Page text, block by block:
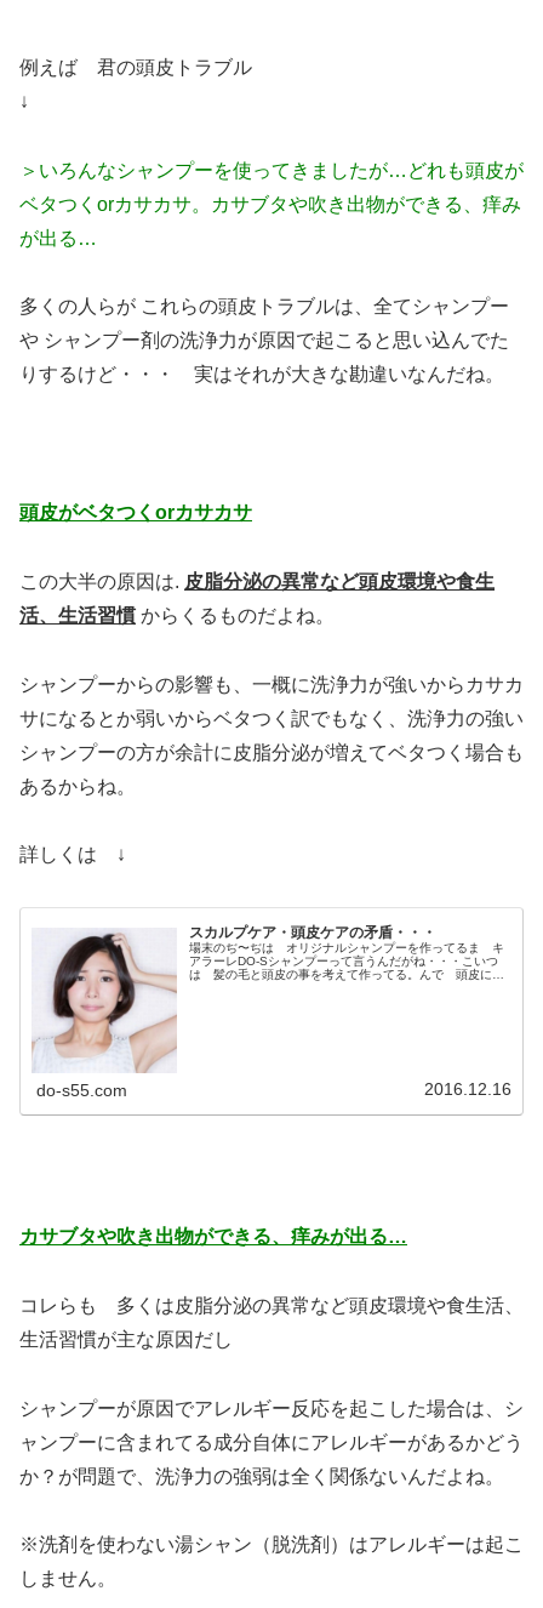
例えば 君の頭皮トラブル
↓
＞いろんなシャンプーを使ってきましたが…どれも頭皮が
ベタつくorカサカサ。カサブタや吹き出物ができる、痒み
が出る…
多くの人らが これらの頭皮トラブルは、全てシャンプー
や シャンプー剤の洗浄力が原因で起こると思い込んでた
りするけど・・・ 実はそれが大きな勘違いなんだね。
頭皮がベタつくorカサカサ
この大半の原因は. 皮脂分泌の異常など頭皮環境や食生
活、生活習慣 からくるものだよね。
シャンプーからの影響も、一概に洗浄力が強いからカサカ
サになるとか弱いからベタつく訳でもなく、洗浄力の強い
シャンプーの方が余計に皮脂分泌が増えてベタつく場合も
あるからね。
詳しくは ↓
スカルプケア・頭皮ケアの矛盾・・・
場末のぢ〜ぢは オリジナルシャンプーを作ってるま キ
アラーレDO-Sシャンプーって言うんだがね・・・こいつ
は 髪の毛と頭皮の事を考えて作ってる。んで 頭皮に関
do-s55.com 2016.12.16
カサブタや吹き出物ができる、痒みが出る…
コレらも 多くは皮脂分泌の異常など頭皮環境や食生活、
生活習慣が主な原因だし
シャンプーが原因でアレルギー反応を起こした場合は、シ
ャンプーに含まれてる成分自体にアレルギーがあるかどう
か？が問題で、洗浄力の強弱は全く関係ないんだよね。
※洗剤を使わない湯シャン（脱洗剤）はアレルギーは起こ
しません。